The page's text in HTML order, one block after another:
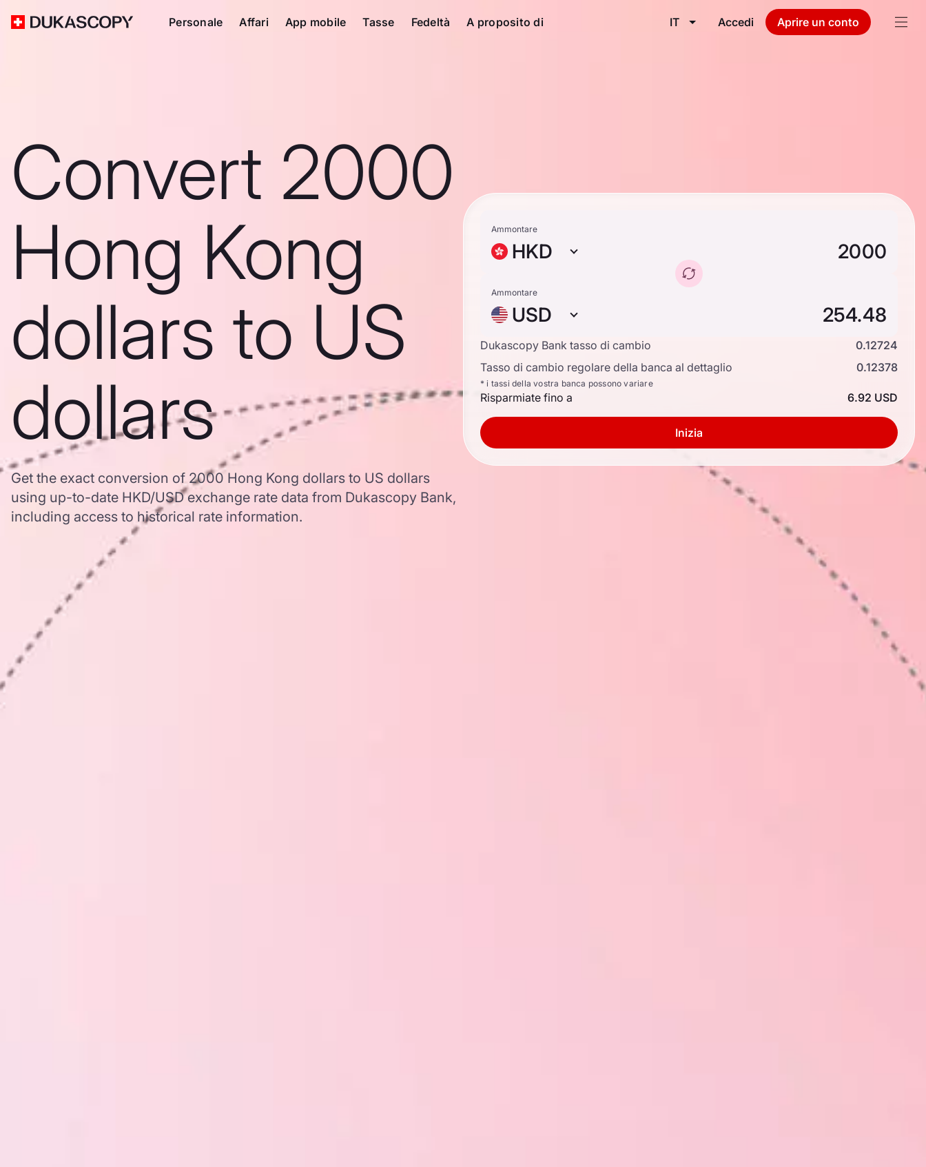
Personale Affari App mobile Tasse Fedeltà A proposito di IT Accedi Aprire un conto
Convert 2000
Hong Kong
dollars to US
dollars
Get the exact conversion of 2000 Hong Kong dollars to US dollars
using up-to-date HKD/USD exchange rate data from Dukascopy Bank,
including access to historical rate information.
Ammontare
HKD
Ammontare
USD
Dukascopy Bank tasso di cambio
0.12724
Tasso di cambio regolare della banca al dettaglio
0.12378
* i tassi della vostra banca possono variare
Risparmiate fino a 6.92 USD
Inizia